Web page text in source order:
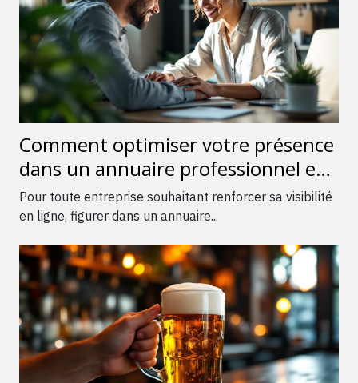
Comment optimiser votre présence
dans un annuaire professionnel en
ligne ?
Pour toute entreprise souhaitant renforcer sa visibilité
en ligne, figurer dans un annuaire...